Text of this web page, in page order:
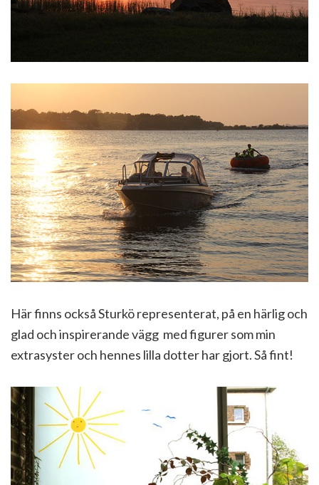
Här finns också Sturkö representerat, på en härlig och
glad och inspirerande vägg med figurer som min
extrasyster och hennes lilla dotter har gjort. Så fint!